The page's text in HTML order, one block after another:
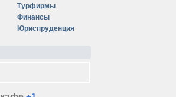
Турфирмы
Финансы
Юриспруденция